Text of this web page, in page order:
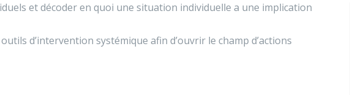
et décoder en quoi une situation individuelle a une implication
d’intervention systémique afin d’ouvrir le champ d’actions